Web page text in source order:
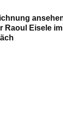
Raoul Eisele im